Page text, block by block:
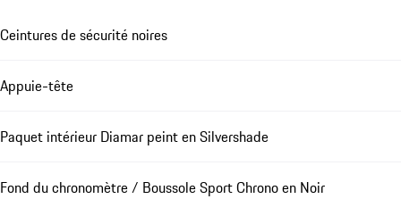
Ceintures de sécurité noires
Appuie-tête
Paquet intérieur Diamar peint en Silvershade
Fond du chronomètre / Boussole Sport Chrono en Noir